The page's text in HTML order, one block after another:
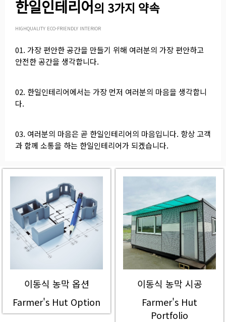
한일인테리어의 3가지 약속
HIGHQUALITY ECO-FRIENDLY INTERIOR
01. 가장 편안한 공간을 만들기 위해 여러분의 가장 편안하고
안전한 공간을 생각합니다.
02. 한일인테리어에서는 가장 먼저 여러분의 마음을 생각합니
다.
03. 여러분의 마음은 곧 한일인테리어의 마음입니다. 항상 고객
과 함께 소통을 하는 한일인테리어가 되겠습니다.
이동식 농막 옵션
Farmer's Hut Option
이동식 농막 시공
Farmer's Hut
Portfolio